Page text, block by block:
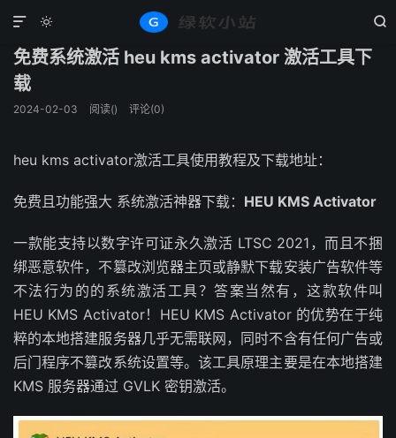



Windows 正文
免费系统激活 heu kms activator 激活工具下
载
2024-02-03 阅读() 评论(0)
heu kms activator激活工具使用教程及下载地址：
免费且功能强大 系统激活神器下载： HEU KMS Activator
一款能支持以数字许可证永久激活 LTSC 2021，而且不捆
绑恶意软件，不篡改浏览器主页或静默下载安装广告软件等
不法行为的的系统激活工具？答案当然有，这款软件叫
HEU KMS Activator！HEU KMS Activator 的优势在于纯
粹的本地搭建服务器几乎无需联网，同时不含有任何广告或
后门程序不篡改系统设置等。该工具原理主要是在本地搭建
KMS 服务器通过 GVLK 密钥激活。